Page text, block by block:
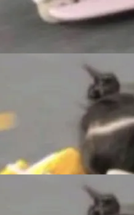
SQLite 数据
真相...
X300 E这
/ Z Fold8 /
发布，且全
，它们本该
阶段。 De
page 最显
com
出来的。git
编辑：Delt
，...
美元
（VC 分
报告，Spac
逊、Alpha
相比，Spa
然而，支
不同的面
托充沛的经
Spark
话概括：
install.
动规划、写
介绍，Muse
谱校
视野。整个
控制难度